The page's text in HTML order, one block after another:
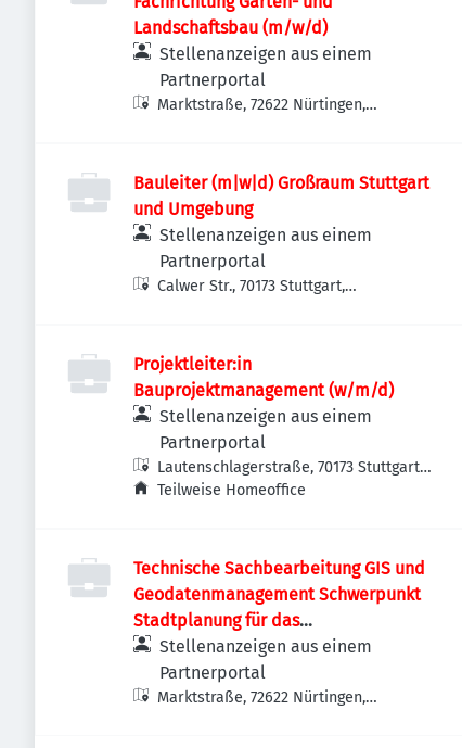
Landschaftsbau (m/w/d)
Stellenanzeigen aus einem
Partnerportal
Marktstraße, 72622 Nürtingen,
Bauleiter (m|w|d) Großraum Stuttgart
und Umgebung
Stellenanzeigen aus einem
Partnerportal
Calwer Str., 70173 Stuttgart,
Projektleiter:in
Bauprojektmanagement (w/m/d)
Stellenanzeigen aus einem
Partnerportal
Lautenschlagerstraße, 70173 Stuttgart,
Deutschland
Teilweise Homeoffice
Technische Sachbearbeitung GIS und
Geodatenmanagement Schwerpunkt
Stadtplanung für das
Stadtplanungsamt (m/w/d)
Stellenanzeigen aus einem
Partnerportal
Marktstraße, 72622 Nürtingen,